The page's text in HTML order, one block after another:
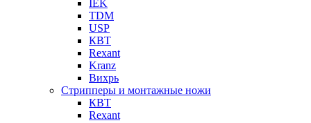
IEK
TDM
USP
КВТ
Rexant
Kranz
Вихрь
Стрипперы и монтажные ножи
КВТ
Rexant